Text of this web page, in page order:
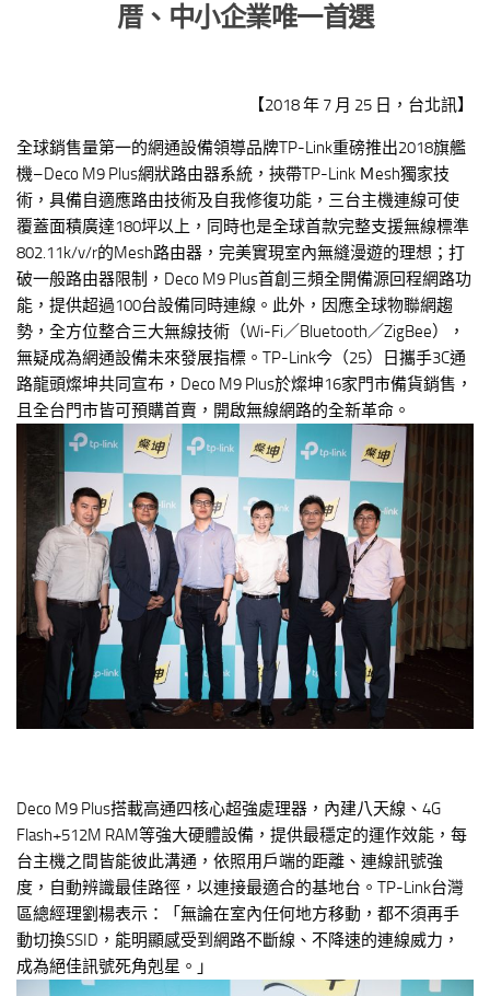
厝、中小企業唯一首選
【2018 年 7 月 25 日，台北訊】
全球銷售量第一的網通設備領導品牌TP-Link重磅推出2018旗艦
機–Deco M9 Plus網狀路由器系統，挾帶TP-Link Ｍesh獨家技
術，具備自適應路由技術及自我修復功能，三台主機連線可使
覆蓋面積廣達180坪以上，同時也是全球首款完整支援無線標準
802.11k/v/r的Mesh路由器，完美實現室內無縫漫遊的理想；打
破一般路由器限制，Deco M9 Plus首創三頻全開備源回程網路功
能，提供超過100台設備同時連線。此外，因應全球物聯網趨
勢，全方位整合三大無線技術（Wi-Fi／Bluetooth／ZigBee），
無疑成為網通設備未來發展指標。TP-Link今（25）日攜手3C通
路龍頭燦坤共同宣布，Deco M9 Plus於燦坤16家門市備貨銷售，
且全台門市皆可預購首賣，開啟無線網路的全新革命。
Deco M9 Plus搭載高通四核心超強處理器，內建八天線、4G
Flash+512M RAM等強大硬體設備，提供最穩定的運作效能，每
台主機之間皆能彼此溝通，依照用戶端的距離、連線訊號強
度，自動辨識最佳路徑，以連接最適合的基地台。TP-Link台灣
區總經理劉楊表示：「無論在室內任何地方移動，都不須再手
動切換SSID，能明顯感受到網路不斷線、不降速的連線威力，
成為絕佳訊號死角剋星。」